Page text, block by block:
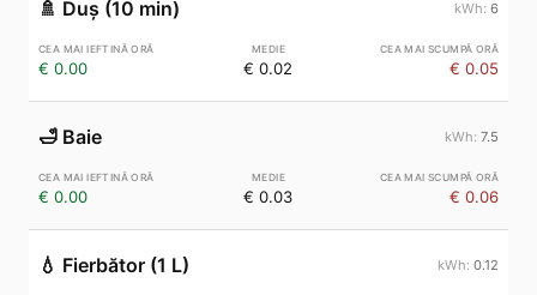
🚿 Duș (10 min) 6
€ 0.00 € 0.02 € 0.05
🛁 Baie 7.5
€ 0.00 € 0.03 € 0.06
💧 Fierbător (1 L) 0.12